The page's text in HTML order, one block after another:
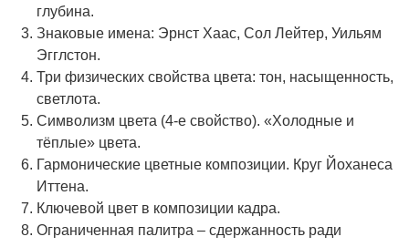
глубина.
Знаковые имена: Эрнст Хаас, Сол Лейтер, Уильям
Эгглстон.
Три физических свойства цвета: тон, насыщенность,
светлота.
Символизм цвета (4-е свойство). «Холодные и
тёплые» цвета.
Гармонические цветные композиции. Круг Йоханеса
Иттена.
Ключевой цвет в композиции кадра.
Ограниченная палитра – сдержанность ради